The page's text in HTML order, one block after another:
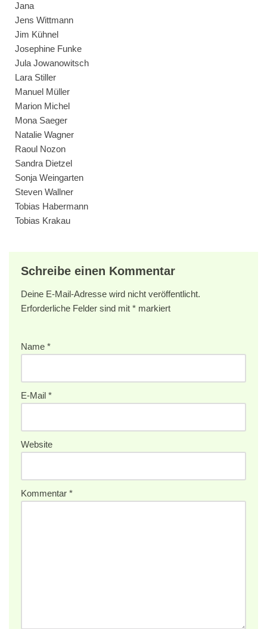
Jana
Jens Wittmann
Jim Kühnel
Josephine Funke
Jula Jowanowitsch
Lara Stiller
Manuel Müller
Marion Michel
Mona Saeger
Natalie Wagner
Raoul Nozon
Sandra Dietzel
Sonja Weingarten
Steven Wallner
Tobias Habermann
Tobias Krakau
Schreibe einen Kommentar
Deine E-Mail-Adresse wird nicht veröffentlicht.
Erforderliche Felder sind mit * markiert
Name *
E-Mail *
Website
Kommentar *